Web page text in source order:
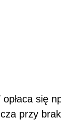
się
przy